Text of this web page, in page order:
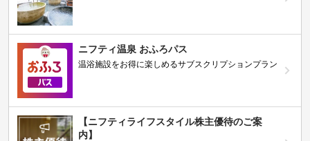
ニフティ温泉 おふろパス
温浴施設をお得に楽しめるサブスクリプションプラン
【ニフティライフスタイル株主優待のご案
内】